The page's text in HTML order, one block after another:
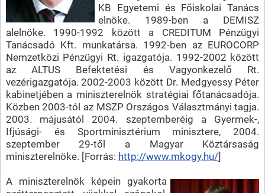
KB Egyetemi és Főiskolai Tanács
elnöke. 1989-ben a DEMISZ
alelnöke. 1990-1992 között a CREDITUM Pénzügyi
Tanácsadó Kft. munkatársa. 1992-ben az EUROCORP
Nemzetközi Pénzügyi Rt. igazgatója. 1992-2002 között
az ALTUS Befektetési és Vagyonkezelő Rt.
vezérigazgatója. 2002-2003 között Dr. Medgyessy Péter
kabinetjében a miniszterelnök stratégiai főtanácsadója.
Közben 2003-tól az MSZP Országos Választmányi tagja.
2003. májusától 2004. szeptemberéig a Gyermek-,
Ifjúsági- és Sportminisztérium minisztere, 2004.
szeptember 29-től a Magyar Köztársaság
miniszterelnöke. [Forrás: http://www.mkogy.hu/]
A miniszterelnök képein gyakorta